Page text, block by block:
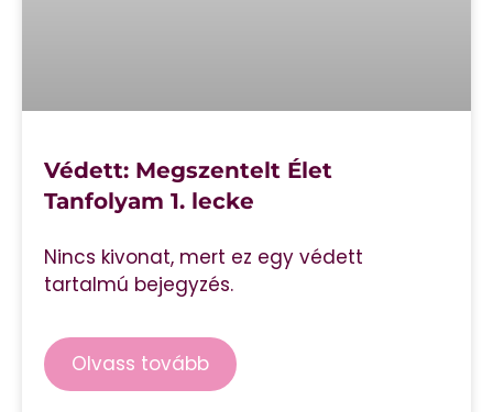
Védett: Megszentelt Élet
Tanfolyam 1. lecke
Nincs kivonat, mert ez egy védett
tartalmú bejegyzés.
Olvass tovább